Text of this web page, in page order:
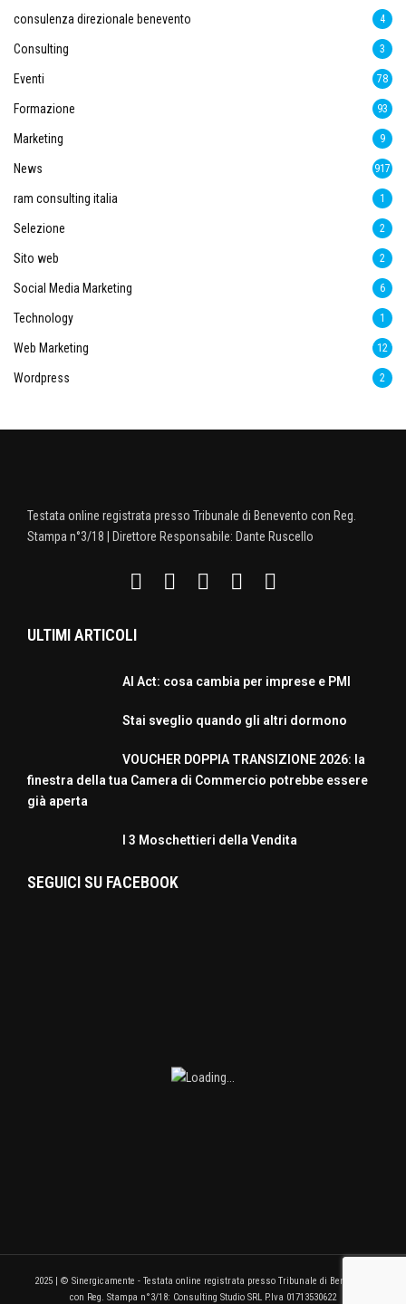
consulenza direzionale benevento 4
Consulting 3
Eventi 78
Formazione 93
Marketing 9
News 917
ram consulting italia 1
Selezione 2
Sito web 2
Social Media Marketing 6
Technology 1
Web Marketing 12
Wordpress 2
Testata online registrata presso Tribunale di Benevento con Reg.
Stampa n°3/18 | Direttore Responsabile: Dante Ruscello
ULTIMI ARTICOLI
AI Act: cosa cambia per imprese e PMI
Stai sveglio quando gli altri dormono
VOUCHER DOPPIA TRANSIZIONE 2026: la
finestra della tua Camera di Commercio potrebbe essere
già aperta
I 3 Moschettieri della Vendita
SEGUICI SU FACEBOOK
2025 | © Sinergicamente - Testata online registrata presso Tribunale di Benevento
con Reg. Stampa n°3/18: Consulting Studio SRL P.Iva 01713530622